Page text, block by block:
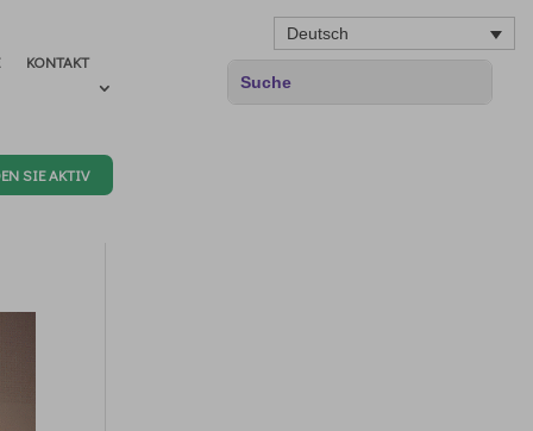
Deutsch
KONTAKT
SIE AKTIV